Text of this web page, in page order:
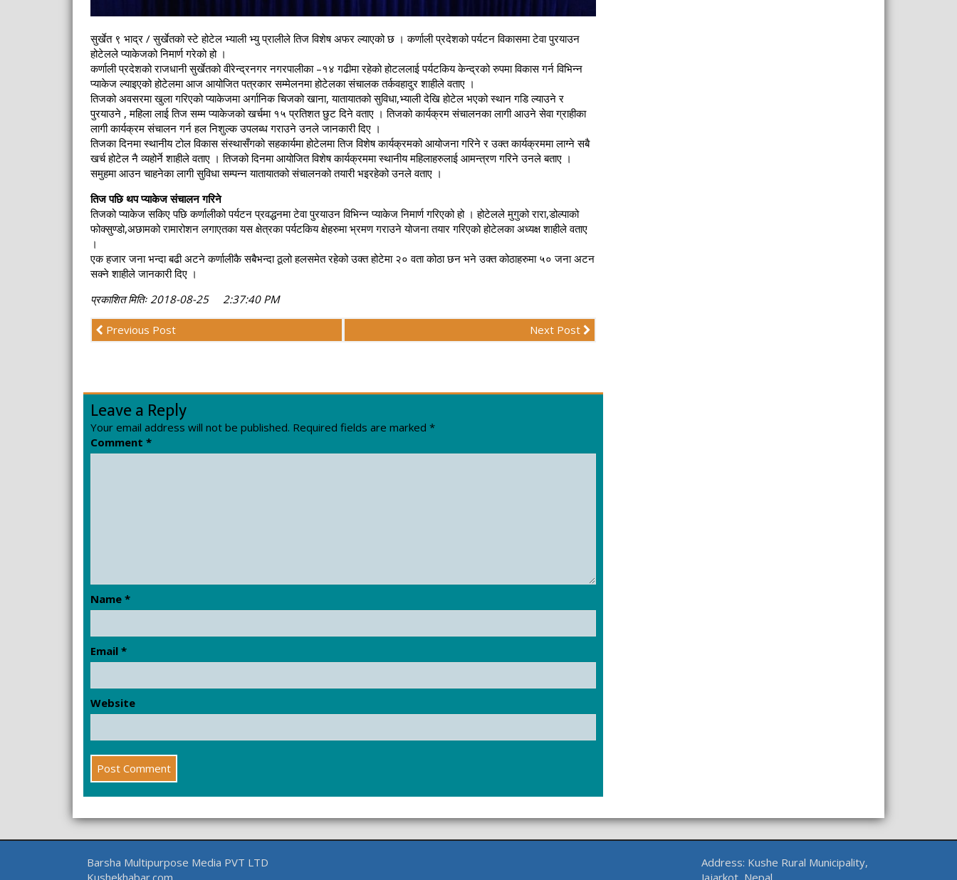
सुर्खेत ९ भाद्र / सुर्खेतको स्टे होटेल भ्याली भ्यु प्रालीले तिज विशेष अफर ल्याएको छ । कर्णाली प्रदेशको पर्यटन विकासमा टेवा पुरयाउन
होटेलले प्याकेजको निमार्ण गरेको हो ।
कर्णाली प्रदेशको राजधानी सुर्खेतको वीरेन्द्रनगर नगरपालीका –१४ गढीमा रहेको होटललाई पर्यटकिय केन्द्रको रुपमा विकास गर्न विभिन्न
प्याकेज ल्याइएको होटेलमा आज आयोजित पत्रकार सम्मेलनमा होटेलका संचालक तर्कवहादुर शाहीले वताए ।
तिजको अवसरमा खुला गरिएको प्याकेजमा अर्गानिक चिजको खाना, यातायातको सुविधा,भ्याली देखि होटेल भएको स्थान गडि ल्याउने र
पुरयाउने , महिला लाई तिज सम्म प्याकेजको खर्चमा १५ प्रतिशत छुट दिने वताए । तिजको कार्यक्रम संचालनका लागी आउने सेवा ग्राहीका
लागी कार्यक्रम संचालन गर्न हल निशुल्क उपलब्ध गराउने उनले जानकारी दिए ।
तिजका दिनमा स्थानीय टोल विकास संस्थासँगको सहकार्यमा होटेलमा तिज विशेष कार्यक्रमको आयोजना गरिने र उक्त कार्यक्रममा लाग्ने सबै
खर्च होटेल नै व्यहोर्ने शाहीले वताए । तिजको दिनमा आयोजित विशेष कार्यक्रममा स्थानीय महिलाहरुलाई आमन्त्रण गरिने उनले बताए ।
समुहमा आउन चाहनेका लागी सुविधा सम्पन्न यातायातको संचालनको तयारी भइरहेको उनले वताए ।
तिज पछि थप प्याकेज संचालन गरिने
तिजको प्याकेज सकिए पछि कर्णालीको पर्यटन प्रवद्धनमा टेवा पुरयाउन विभिन्न प्याकेज निमार्ण गरिएको हो । होटेलले मुगुको रारा,डोल्पाको
फोक्सुण्डो,अछामको रामारोशन लगाएतका यस क्षेत्रका पर्यटकिय क्षेहरुमा भ्रमण गराउने योजना तयार गरिएको होटेलका अध्यक्ष शाहीले वताए
।
एक हजार जना भन्दा बढी अटने कर्णालीकै सबैभन्दा ठूलो हलसमेत रहेको उक्त होटेमा २० वता कोठा छन भने उक्त कोठाहरुमा ५० जना अटन
सक्ने शाहीले जानकारी दिए ।
प्रकाशित मितिः 2018-08-25 2:37:40 PM
Previous Post Next Post
Leave a Reply
Your email address will not be published. Required fields are marked *
Comment *
Name *
Email *
Website
Barsha Multipurpose Media PVT LTD
Kushekhabar.com
Address: Kushe Rural Municipality,
Jajarkot, Nepal